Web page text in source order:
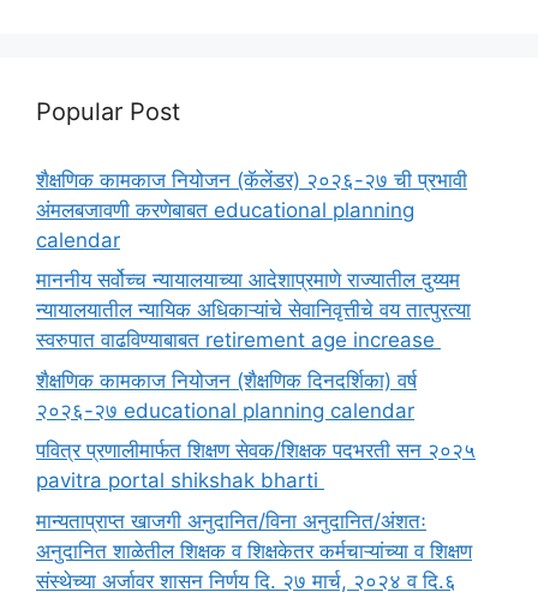
Popular Post
शैक्षणिक कामकाज नियोजन (कॅलेंडर) २०२६-२७ ची प्रभावी
अंमलबजावणी करणेबाबत educational planning
calendar
माननीय सर्वोच्च न्यायालयाच्या आदेशाप्रमाणे राज्यातील दुय्यम
न्यायालयातील न्यायिक अधिकाऱ्यांचे सेवानिवृत्तीचे वय तात्पुरत्या
स्वरुपात वाढविण्याबाबत retirement age increase
शैक्षणिक कामकाज नियोजन (शैक्षणिक दिनदर्शिका) वर्ष
२०२६-२७ educational planning calendar
पवित्र प्रणालीमार्फत शिक्षण सेवक/शिक्षक पदभरती सन २०२५
pavitra portal shikshak bharti
मान्यताप्राप्त खाजगी अनुदानित/विना अनुदानित/अंशतः
अनुदानित शाळेतील शिक्षक व शिक्षकेतर कर्मचाऱ्यांच्या व शिक्षण
संस्थेच्या अर्जावर शासन निर्णय दि. २७ मार्च, २०२४ व दि.६